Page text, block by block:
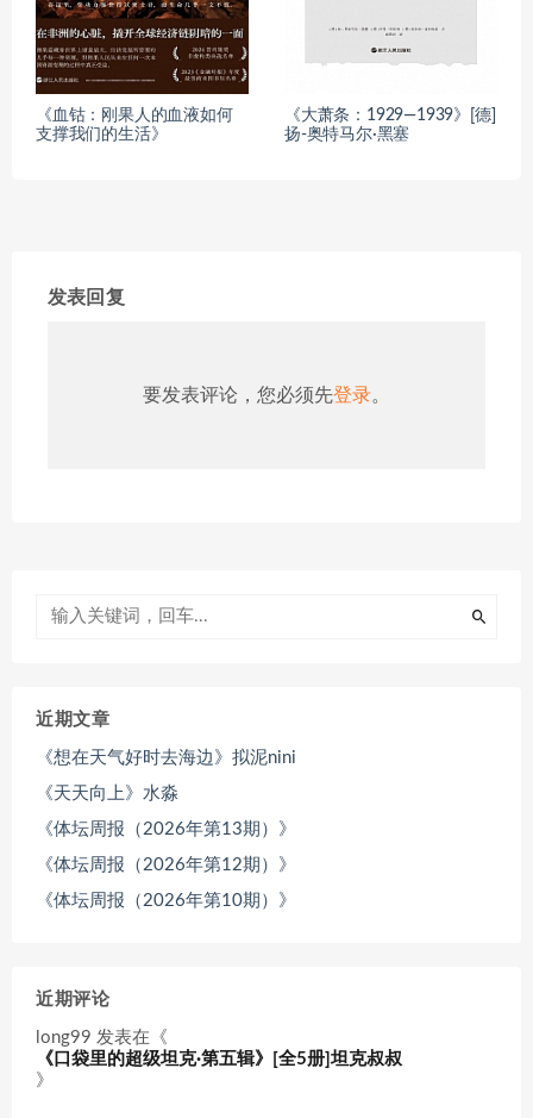
《血钴：刚果人的血液如何
支撑我们的生活》
《大萧条：1929—1939》[德]
扬-奥特马尔·黑塞
发表回复
要发表评论，您必须先登录。
近期文章
《想在天气好时去海边》拟泥nini
《天天向上》水淼
《体坛周报（2026年第13期）》
《体坛周报（2026年第12期）》
《体坛周报（2026年第10期）》
近期评论
long99 发表在《
《口袋里的超级坦克·第五辑》[全5册]坦克叔叔
》